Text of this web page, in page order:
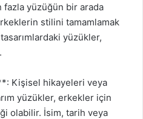
yüzüğün bir arada
stilini tamamlamak
yüzükler,
Kişisel hikayeleri veya
yüzükler, erkekler için
olabilir. İsim, tarih veya